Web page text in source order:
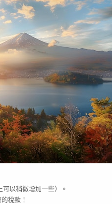
以稍微增加一些）。
稅款！